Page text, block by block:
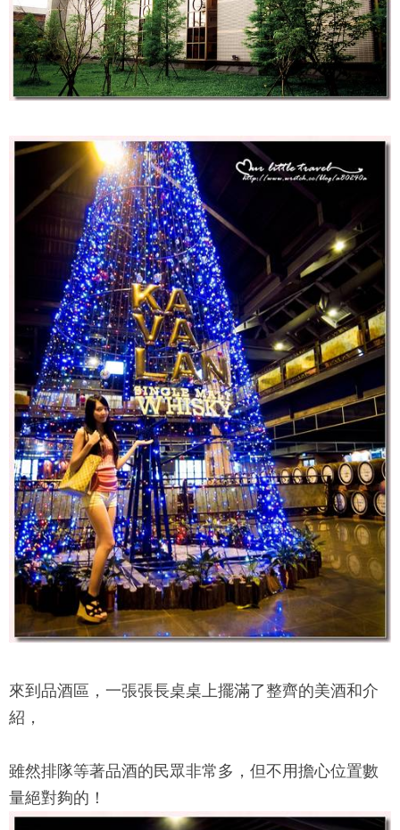
來到品酒區，一張張長桌桌上擺滿了整齊的美酒和介
紹，
雖然排隊等著品酒的民眾非常多，但不用擔心位置數
量絕對夠的！